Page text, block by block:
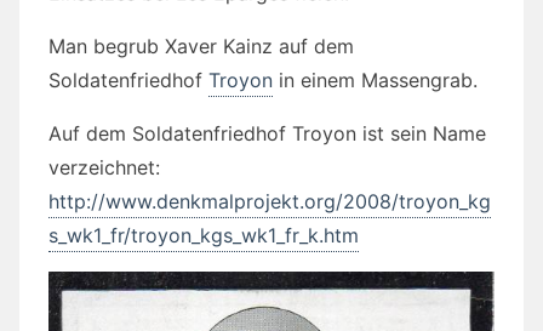
Man begrub Xaver Kainz auf dem
Soldatenfriedhof Troyon in einem Massengrab.
Auf dem Soldatenfriedhof Troyon ist sein Name
verzeichnet:
http://www.denkmalprojekt.org/2008/troyon_kg
s_wk1_fr/troyon_kgs_wk1_fr_k.htm